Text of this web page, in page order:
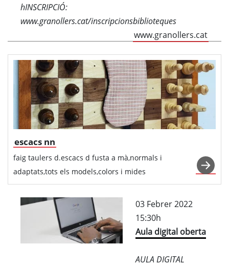
hINSCRIPCIÓ:
www.granollers.cat/inscripcionsbiblioteques
www.granollers.cat
escacs nn
faig taulers d.escacs d fusta a mà,normals i
adaptats,tots els models,colors i mides
03 Febrer 2022
15:30h
Aula digital oberta
AULA DIGITAL